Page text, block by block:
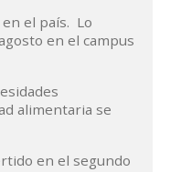
el país. Lo
en el campus
alimentaria se
en el segundo